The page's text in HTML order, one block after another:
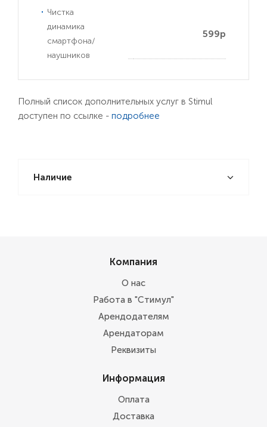
Чистка
динамика
смартфона/
наушников
599р
Полный список дополнительных услуг в Stimul
доступен по ссылке - подробнее
Наличие
Компания
О нас
Работа в "Стимул"
Арендодателям
Арендаторам
Реквизиты
Информация
Оплата
Доставка